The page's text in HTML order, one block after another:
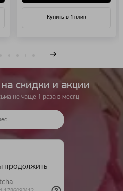
Купить в 1 клик
cкидки и акции
не чаще 1 раза в месяц